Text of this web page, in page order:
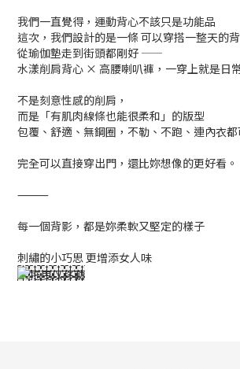
我們一直覺得，運動背心不該只是功能品
這次，我們設計的是一條 可以穿搭一整天的
從瑜伽墊走到街頭都剛好 ——
水漾削肩背心 × 高腰喇叭褲，一穿上就是日
不是刻意性感的削肩，
而是「有肌肉線條也能很柔和」的版型
包覆、舒適、無鋼圈，不勒、不跑、連內衣
完全可以直接穿出門，還比妳想像的更好看。
⸻
每一個背影，都是妳柔軟又堅定的樣子
刺繡的小巧思 更增添女人味